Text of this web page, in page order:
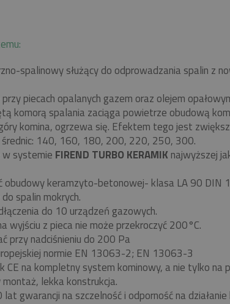
spalinowy służący do odprowadzania spalin z
piecach opalanych gazem oraz olejem
komorą spalania zaciąga powietrze obudową
komina, ogrzewa się. Efektem tego jest
średnic: 140, 160, 180, 200, 220, 250, 300.
systemie FIREND TURBO KERAMIKnajwyższej
obudowy keramzyto-betonowej- klasa LA 90 DIN
spalin mokrych.
do 10 urządzeń gazowych.
wyjściu z pieca nie może przekroczyć 200°C.
przy nadciśnieniu do 200 Pa
normie EN 13063-2; EN 13063-3
CE na kompletny system kominowy, a nie tylko na
lekka konstrukcja.
gwarancji na szczelność i odporność na